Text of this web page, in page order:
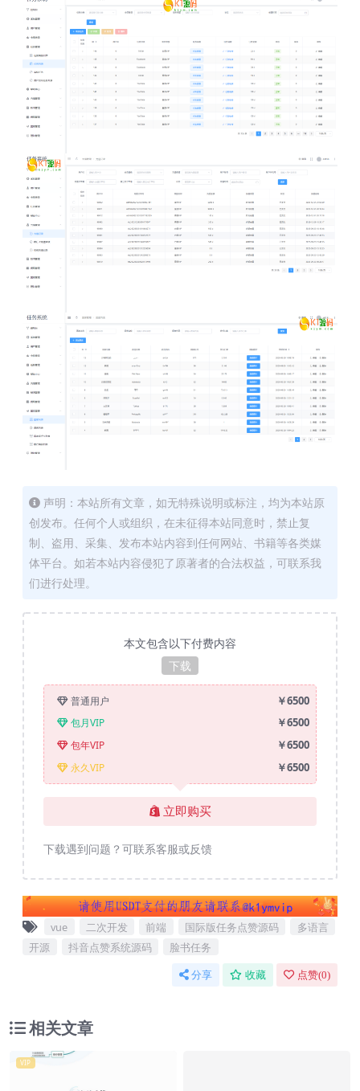
声明：本站所有文章，如无特殊说明或标注，均为本站原
创发布。任何个人或组织，在未征得本站同意时，禁止复
制、盗用、采集、发布本站内容到任何网站、书籍等各类媒
体平台。如若本站内容侵犯了原著者的合法权益，可联系我
们进行处理。
本文包含以下付费内容
下载
普通用户 ￥6500
包月VIP ￥6500
包年VIP ￥6500
永久VIP ￥6500
立即购买
下载遇到问题？可联系客服或反馈
vue 二次开发 前端 国际版任务点赞源码
多语言
开源
抖音点赞系统源码 脸书任务
分享 收藏 点赞(0)
相关文章
VIP